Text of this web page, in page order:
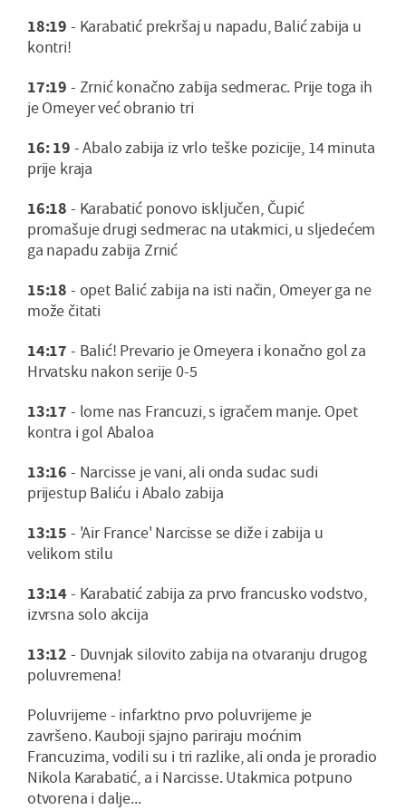
18:19 - Karabatić prekršaj u napadu, Balić zabija u
kontri!
17:19 - Zrnić konačno zabija sedmerac. Prije toga ih
je Omeyer već obranio tri
16: 19 - Abalo zabija iz vrlo teške pozicije, 14 minuta
prije kraja
16:18 - Karabatić ponovo isključen, Čupić
promašuje drugi sedmerac na utakmici, u sljedećem
ga napadu zabija Zrnić
15:18 - opet Balić zabija na isti način, Omeyer ga ne
može čitati
14:17 - Balić! Prevario je Omeyera i konačno gol za
Hrvatsku nakon serije 0-5
13:17 - lome nas Francuzi, s igračem manje. Opet
kontra i gol Abaloa
13:16 - Narcisse je vani, ali onda sudac sudi
prijestup Baliću i Abalo zabija
13:15 - 'Air France' Narcisse se diže i zabija u
velikom stilu
13:14 - Karabatić zabija za prvo francusko vodstvo,
izvrsna solo akcija
13:12 - Duvnjak silovito zabija na otvaranju drugog
poluvremena!
Poluvrijeme - infarktno prvo poluvrijeme je
završeno. Kauboji sjajno pariraju moćnim
Francuzima, vodili su i tri razlike, ali onda je proradio
Nikola Karabatić, a i Narcisse. Utakmica potpuno
otvorena i dalje...